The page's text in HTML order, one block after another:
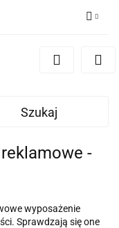
Zaloguj się
Zgody cookies
Szukaj
-
wyposażenie
Sprawdzają się one